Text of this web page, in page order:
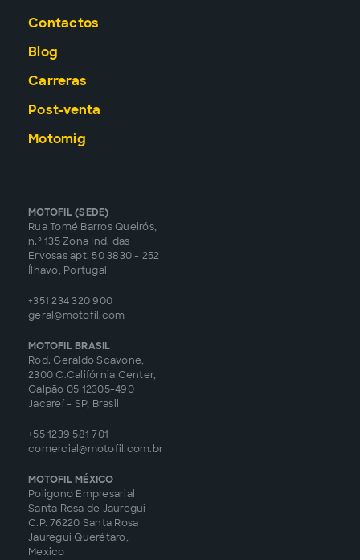
Contactos
Blog
Carreras
Post-venta
Motomig
MOTOFIL (SEDE)
Rua Tomé Barros Queirós,
n.º 135 Zona Ind. das
Ervosas apt. 50 3830 - 252
Ílhavo, Portugal
+351 234 320 900
geral@motofil.com
MOTOFIL BRASIL
Rod. Geraldo Scavone,
2300 C.Califórnia Center,
Galpão 05 12305-490
Jacareí - SP, Brasil
+55 1239 581 701
comercial@motofil.com.br
MOTOFIL MÉXICO
Poligono Empresarial
Santa Rosa de Jauregui
C.P. 76220 Santa Rosa
Jauregui Querétaro,
Mexico